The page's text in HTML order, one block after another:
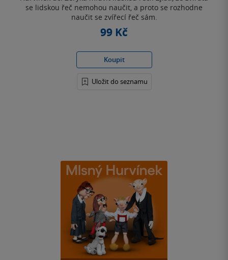
se lidskou řeč nemohou naučit, a proto se rozhodne
naučit se zvířecí řeč sám.
99 Kč
Koupit
Uložit do seznamu